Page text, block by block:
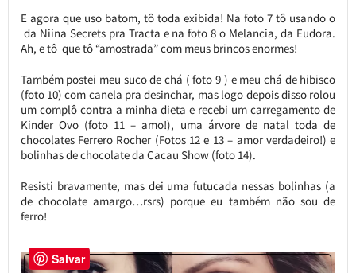
E agora que uso batom, tô toda exibida! Na foto 7 tô usando o
da Niina Secrets pra Tracta e na foto 8 o Melancia, da Eudora.
Ah, e tô que tô “amostrada” com meus brincos enormes!
Também postei meu suco de chá ( foto 9 ) e meu chá de hibisco
(foto 10) com canela pra desinchar, mas logo depois disso rolou
um complô contra a minha dieta e recebi um carregamento de
Kinder Ovo (foto 11 – amo!), uma árvore de natal toda de
chocolates Ferrero Rocher (Fotos 12 e 13 – amor verdadeiro!) e
bolinhas de chocolate da Cacau Show (foto 14).
Resisti bravamente, mas dei uma futucada nessas bolinhas (a
de chocolate amargo…rsrs) porque eu também não sou de
ferro!
Salvar